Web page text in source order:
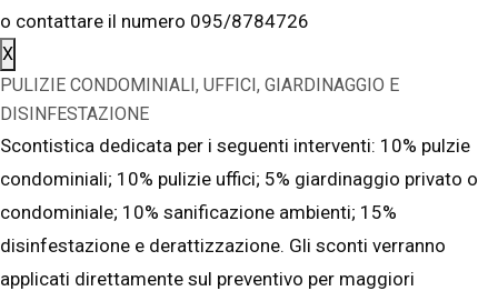
o contattare il numero 095/8784726
X
PULIZIE CONDOMINIALI, UFFICI, GIARDINAGGIO E
DISINFESTAZIONE
Scontistica dedicata per i seguenti interventi: 10% pulzie
condominiali; 10% pulizie uffici; 5% giardinaggio privato o
condominiale; 10% sanificazione ambienti; 15%
disinfestazione e derattizzazione. Gli sconti verranno
applicati direttamente sul preventivo per maggiori